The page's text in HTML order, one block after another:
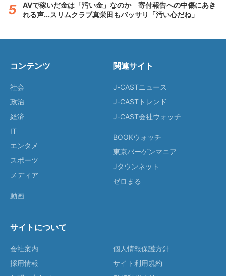
AVで稼いだ金は「汚い金」なのか 寄付報告への中傷にあき
れる声...スリムクラブ真栄田もバッサリ「汚い心だね」
コンテンツ
社会
政治
経済
IT
エンタメ
スポーツ
メディア
動画
関連サイト
J-CASTニュース
J-CASTトレンド
J-CAST会社ウォッチ
BOOKウォッチ
東京バーゲンマニア
Jタウンネット
ゼロまる
サイトについて
会社案内
採用情報
個人情報保護方針
サイト利用規約